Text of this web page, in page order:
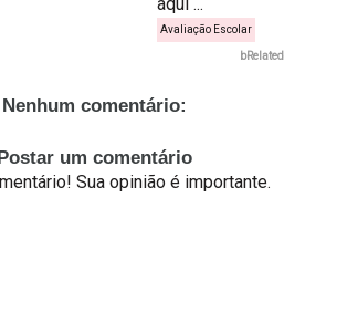
Avaliação Escolar
bRelated
Nenhum comentário:
um comentário
Sua opinião é importante.